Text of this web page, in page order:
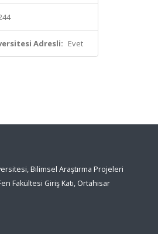
Adresli: Evet
Bilimsel Araştırma Projeleri
Fakültesi Giriş Katı, Ortahisar